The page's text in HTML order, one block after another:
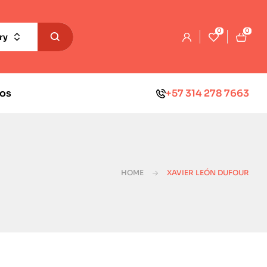
0 0
+57 314 278 7663
HOME XAVIER LEÓN DUFOUR